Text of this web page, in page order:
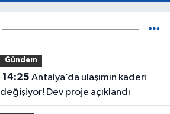
Gündem
14:25
değişiyor! Dev proje açıklandı